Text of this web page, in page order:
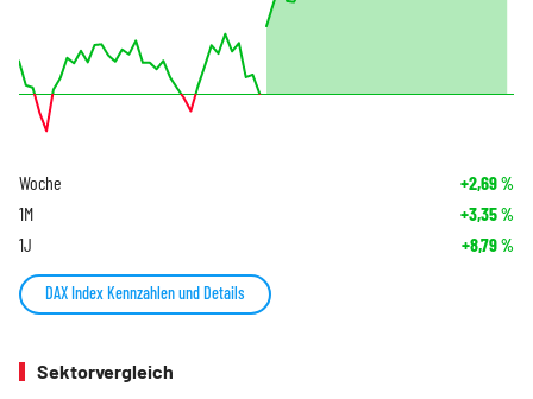
Woche +2,69%
1M +3,35%
1J +8,79%
DAX Index Kennzahlen und Details
Sektorvergleich